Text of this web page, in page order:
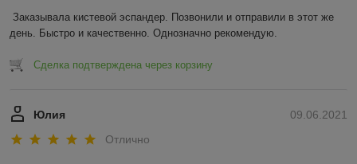
Заказывала кистевой эспандер. Позвонили и отправили в этот же
день. Быстро и качественно. Однозначно рекомендую.
Сделка подтверждена через корзину
09.06.2021
Юлия
Отлично